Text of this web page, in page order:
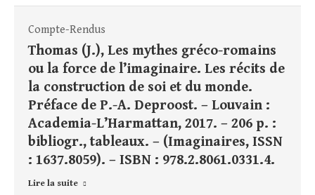
Compte-Rendus
Thomas (J.), Les mythes gréco-romains
ou la force de l’imaginaire. Les récits de
la construction de soi et du monde.
Préface de P.-A. Deproost. – Louvain :
Academia-L’Harmattan, 2017. – 206 p. :
bibliogr., tableaux. – (Imaginaires, ISSN
: 1637.8059). – ISBN : 978.2.8061.0331.4.
Lire la suite